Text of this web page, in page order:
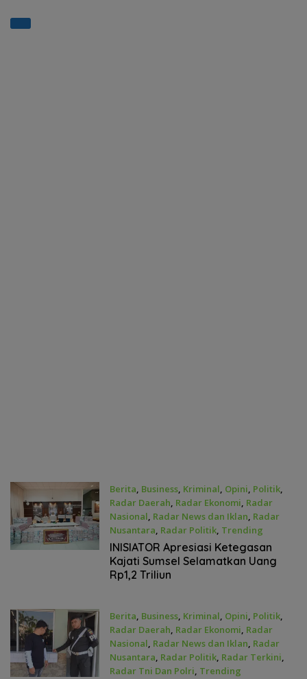
Berita, Business, Kriminal, Opini, Politik,
Radar Daerah, Radar Ekonomi, Radar
Nasional, Radar News dan Iklan, Radar
Nusantara, Radar Politik, Trending
Mei 9, 2026
INISIATOR Apresiasi Ketegasan
Kajati Sumsel Selamatkan Uang
Rp1,2 Triliun
Berita, Business, Kriminal, Opini, Politik,
Radar Daerah, Radar Ekonomi, Radar
Nasional, Radar News dan Iklan, Radar
Nusantara, Radar Politik, Radar Terkini,
Radar Tni Dan Polri, Trending